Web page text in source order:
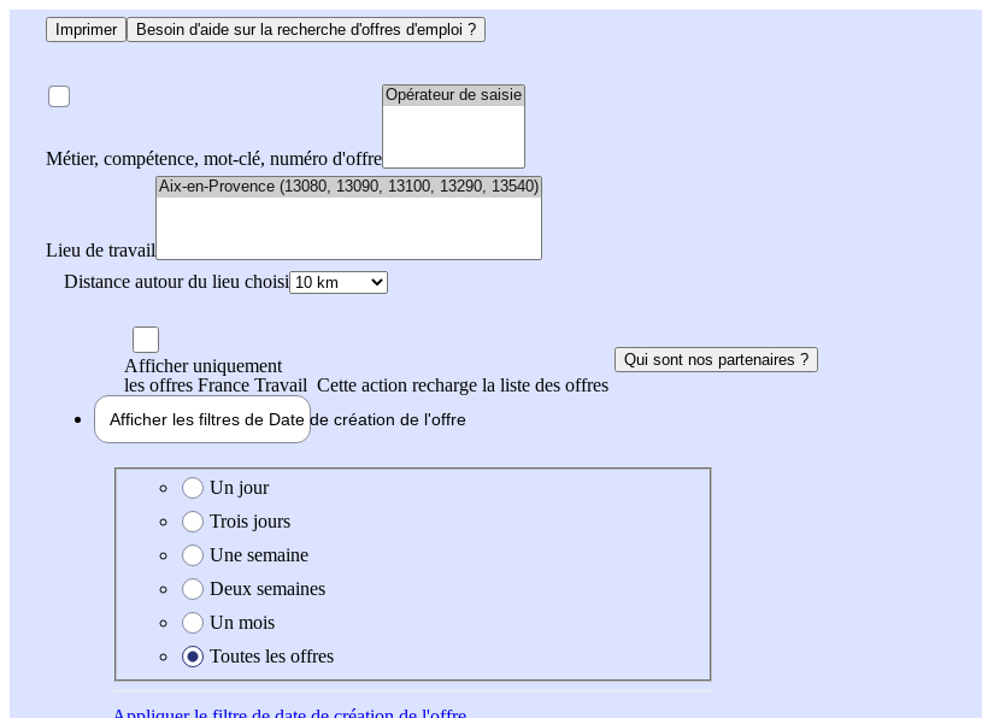
Imprimer Besoin d'aide sur la recherche d'offres d'emploi ?
Métier, compétence, mot-clé, numéro d'offre
Lieu de travail
Distance autour du lieu choisi
Afficher uniquement
les offres France Travail Cette action recharge la liste des offres
Qui sont nos partenaires ?
Afficher les filtres de Date de création de l'offre
Date de création de l'offre
Un jour
Trois jours
Une semaine
Deux semaines
Un mois
Toutes les offres